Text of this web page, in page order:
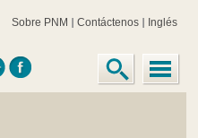
Sobre PNM Contáctenos Inglés